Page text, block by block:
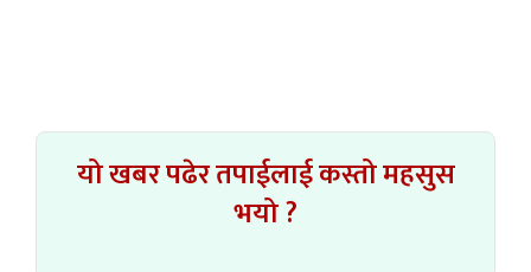
यो खबर पढेर तपाईलाई कस्तो महसुस
भयो ?